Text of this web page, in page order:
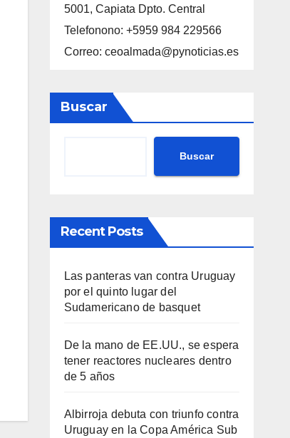
5001, Capiata Dpto. Central
Telefonono: +5959 984 229566
Correo: ceoalmada@pynoticias.es
Buscar
Buscar
Recent Posts
Las panteras van contra Uruguay
por el quinto lugar del
Sudamericano de basquet
De la mano de EE.UU., se espera
tener reactores nucleares dentro
de 5 años
Albirroja debuta con triunfo contra
Uruguay en la Copa América Sub